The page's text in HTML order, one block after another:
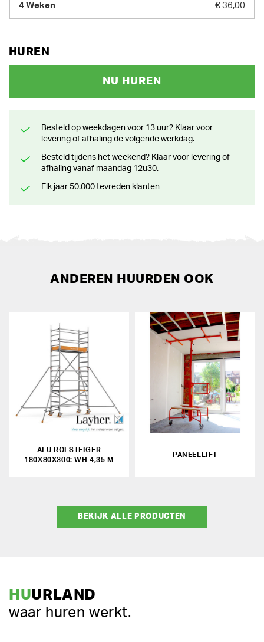
€ 36,00
HUREN
NU HUREN
Besteld op weekdagen voor 13 uur? Klaar voor
levering of afhaling de volgende werkdag.
Besteld tijdens het weekend? Klaar voor levering of
afhaling vanaf maandag 12u30.
Elk jaar 50.000 tevreden klanten
ANDEREN HUURDEN OOK
ALU ROLSTEIGER
180X80X300: WH 4,35 M
PANEELLIFT
BEKIJK ALLE PRODUCTEN
HUURLAND
waar huren werkt.